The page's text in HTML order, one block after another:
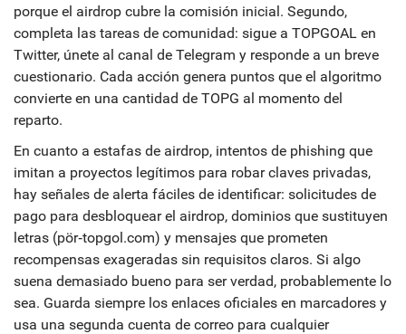
porque el airdrop cubre la comisión inicial. Segundo,
completa las tareas de comunidad: sigue a TOPGOAL en
Twitter, únete al canal de Telegram y responde a un breve
cuestionario. Cada acción genera puntos que el algoritmo
convierte en una cantidad de TOPG al momento del
reparto.
En cuanto a estafas de airdrop, intentos de phishing que
imitan a proyectos legítimos para robar claves privadas,
hay señales de alerta fáciles de identificar: solicitudes de
pago para desbloquear el airdrop, dominios que sustituyen
letras (pör‑topgol.com) y mensajes que prometen
recompensas exageradas sin requisitos claros. Si algo
suena demasiado bueno para ser verdad, probablemente lo
sea. Guarda siempre los enlaces oficiales en marcadores y
usa una segunda cuenta de correo para cualquier